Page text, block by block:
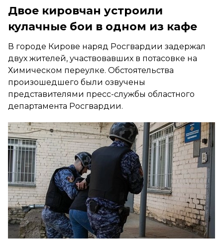
Двое кировчан устроили
кулачные бои в одном из кафе
В городе Кирове наряд Росгвардии задержал
двух жителей, участвовавших в потасовке на
Химическом переулке. Обстоятельства
произошедшего были озвучены
представителями пресс-службы областного
департамента Росгвардии.